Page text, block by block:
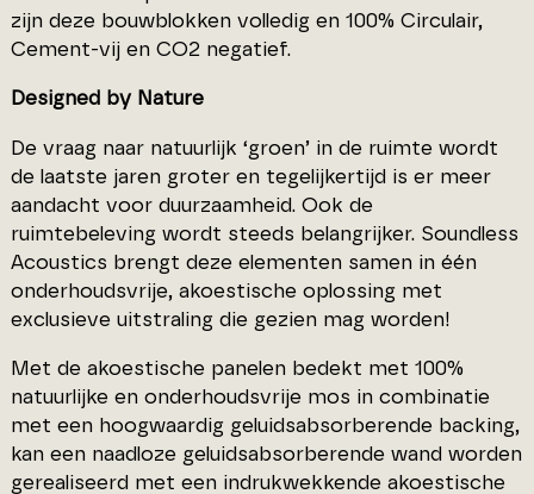
zijn deze bouwblokken volledig en 100% Circulair,
Cement-vij en CO2 negatief.
Designed by Nature
De vraag naar natuurlijk ‘groen’ in de ruimte wordt
de laatste jaren groter en tegelijkertijd is er meer
aandacht voor duurzaamheid. Ook de
ruimtebeleving wordt steeds belangrijker. Soundless
Acoustics brengt deze elementen samen in één
onderhoudsvrije, akoestische oplossing met
exclusieve uitstraling die gezien mag worden!
Met de akoestische panelen bedekt met 100%
natuurlijke en onderhoudsvrije mos in combinatie
met een hoogwaardig geluidsabsorberende backing,
kan een naadloze geluidsabsorberende wand worden
gerealiseerd met een indrukwekkende akoestische